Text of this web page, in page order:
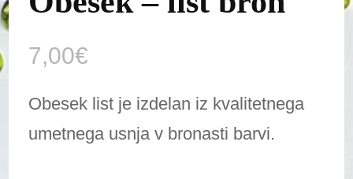
7,00€
Obesek list je izdelan iz kvalitetnega
umetnega usnja v bronasti barvi.